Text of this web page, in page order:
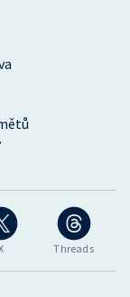
Threads